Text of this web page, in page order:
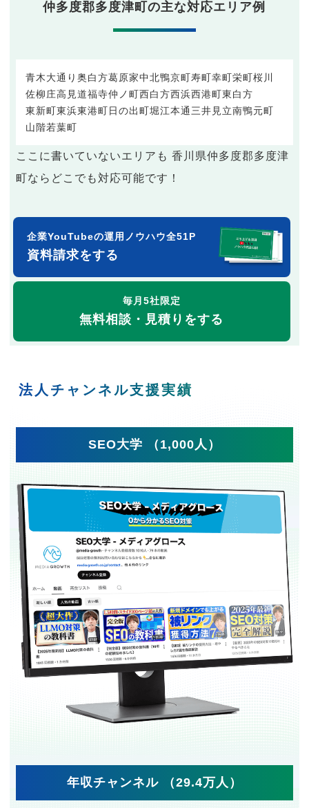
仲多度郡多度津町の主な対応エリア例
青木大通り 奥白方葛原家中北鴨京町寿町幸町栄町桜川
佐柳庄高見道福寺仲ノ町西白方西浜西港町東白方
東新町東浜東港町日の出町堀江本通 三井 見立南鴨元町
山階若葉町
ここに書いていないエリアも 香川県仲多度郡多度津
町ならどこでも対応可能です！
企業YouTubeの運用ノウハウ全51P
資料請求をする
毎月5社限定
無料相談・見積りをする
法人チャンネル支援実績
SEO大学 （1,000人）
年収チャンネル （29.4万人）